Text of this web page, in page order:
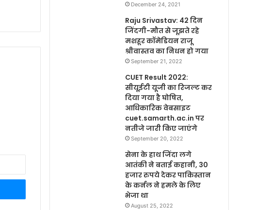
December 24, 2021
Raju Srivastav: 42 दिन
जिंदगी-मौत से जूझते रहे
मशहूर कॉमेडियन राजू
श्रीवास्तव का निधन हो गया
September 21, 2022
CUET Result 2022:
सीयूईटी यूजी का रिजल्ट कर
दिया गया है घोषित,
आधिकारिक वेबसाइट
cuet.samarth.ac.in पर
नतीजे जारी किए जाएंगे
September 20, 2022
सेना के हाथ जिंदा लगे
आतंकी ने बताई कहानी, 30
हजार रुपये देकर पाकिस्तान
के कर्नल ने हमले के लिए
भेजा था
August 25, 2022